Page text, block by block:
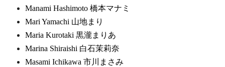
Manami Hashimoto 橋本マナミ
Mari Yamachi 山地まり
Maria Kurotaki 黒瀧まりあ
Marina Shiraishi 白石茉莉奈
Masami Ichikawa 市川まさみ